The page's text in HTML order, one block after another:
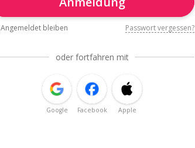
Angemeldet bleiben Passwort vergessen?
oder fortfahren mit
Google Facebook Apple